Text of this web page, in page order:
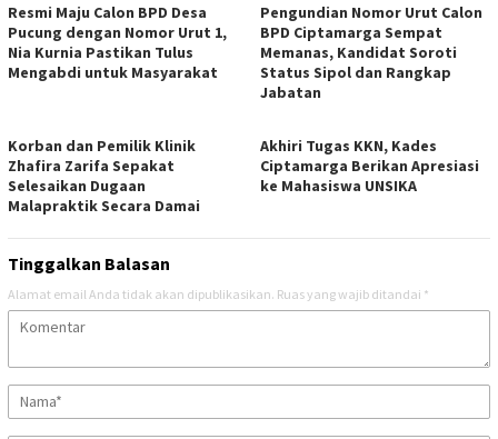
Resmi Maju Calon BPD Desa
Pucung dengan Nomor Urut 1,
Nia Kurnia Pastikan Tulus
Mengabdi untuk Masyarakat
Pengundian Nomor Urut Calon
BPD Ciptamarga Sempat
Memanas, Kandidat Soroti
Status Sipol dan Rangkap
Jabatan
Korban dan Pemilik Klinik
Zhafira Zarifa Sepakat
Selesaikan Dugaan
Malapraktik Secara Damai
Akhiri Tugas KKN, Kades
Ciptamarga Berikan Apresiasi
ke Mahasiswa UNSIKA
Tinggalkan Balasan
Alamat email Anda tidak akan dipublikasikan. Ruas yang wajib ditandai *